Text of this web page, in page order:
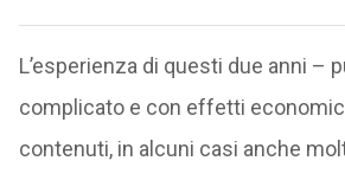
L’esperienza di questi due anni –
complicato e con effetti
contenuti, in alcuni casi anche